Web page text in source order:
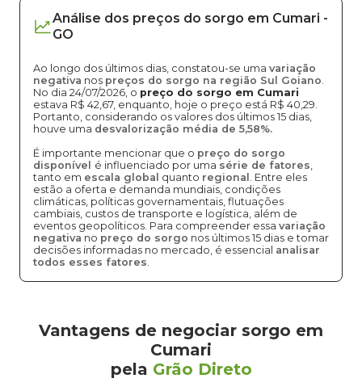
Análise dos preços do sorgo em Cumari -
GO
Ao longo dos últimos dias, constatou-se uma variação
negativa nos preços do sorgo na região Sul Goiano.
No dia 24/07/2026, o preço do sorgo em Cumari
estava R$ 42,67, enquanto, hoje o preço está R$ 40,29.
Portanto, considerando os valores dos últimos 15 dias,
houve uma desvalorização média de 5,58%.
É importante mencionar que o preço do sorgo
disponível é influenciado por uma série de fatores,
tanto em escala global quanto regional . Entre eles
estão a oferta e demanda mundiais, condições
climáticas, políticas governamentais, flutuações
cambiais, custos de transporte e logística, além de
eventos geopolíticos. Para compreender essa variação
negativa no preço do sorgo nos últimos 15 dias e tomar
decisões informadas no mercado, é essencial analisar
todos esses fatores.
Vantagens de negociar sorgo em
Cumari
pela Grão Direto